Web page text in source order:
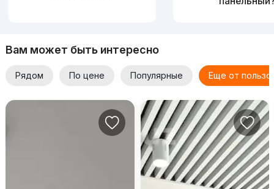
Вам может быть интересно
Рядом По цене Популярные Еще от